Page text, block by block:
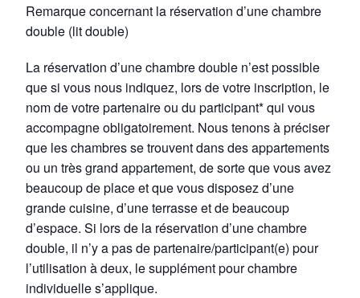
Remarque concernant la réservation d’une chambre
double (lit double)
La réservation d’une chambre double n’est possible
que si vous nous indiquez, lors de votre inscription, le
nom de votre partenaire ou du participant* qui vous
accompagne obligatoirement. Nous tenons à préciser
que les chambres se trouvent dans des appartements
ou un très grand appartement, de sorte que vous avez
beaucoup de place et que vous disposez d’une
grande cuisine, d’une terrasse et de beaucoup
d’espace. Si lors de la réservation d’une chambre
double, il n’y a pas de partenaire/participant(e) pour
l’utilisation à deux, le supplément pour chambre
individuelle s’applique.